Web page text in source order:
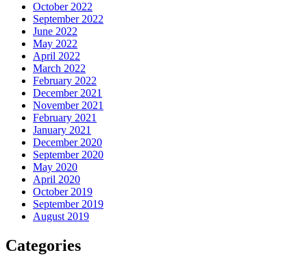
October 2022
September 2022
June 2022
May 2022
April 2022
March 2022
February 2022
December 2021
November 2021
February 2021
January 2021
December 2020
September 2020
May 2020
April 2020
October 2019
September 2019
August 2019
Categories